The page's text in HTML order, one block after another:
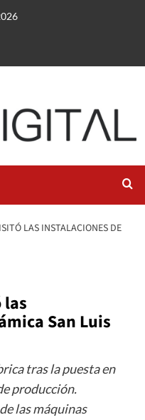
LAS INSTALACIONES DE
las
San Luis
tras la puesta en
producción.
las máquinas